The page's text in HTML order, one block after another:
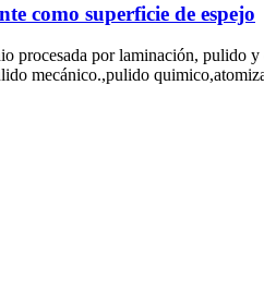
como superficie de espejo
procesada por laminación, pulido
mecánico.,pulido